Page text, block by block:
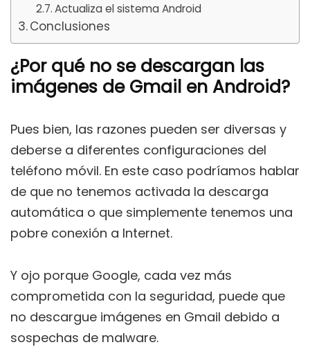
Actualiza el sistema Android
Conclusiones
¿Por qué no se descargan las
imágenes de Gmail en Android?
Pues bien, las razones pueden ser diversas y
deberse a diferentes configuraciones del
teléfono móvil. En este caso podríamos hablar
de que no tenemos activada la descarga
automática o que simplemente tenemos una
pobre conexión a Internet.
Y ojo porque Google, cada vez más
comprometida con la seguridad, puede que
no descargue imágenes en Gmail debido a
sospechas de malware.